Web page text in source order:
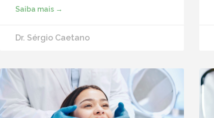
Saiba mais →
Dr. Sérgio Caetano